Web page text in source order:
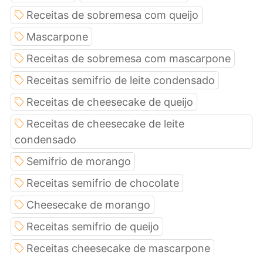
Receitas de sobremesa com queijo
Mascarpone
Receitas de sobremesa com mascarpone
Receitas semifrio de leite condensado
Receitas de cheesecake de queijo
Receitas de cheesecake de leite
condensado
Semifrio de morango
Receitas semifrio de chocolate
Cheesecake de morango
Receitas semifrio de queijo
Receitas cheesecake de mascarpone